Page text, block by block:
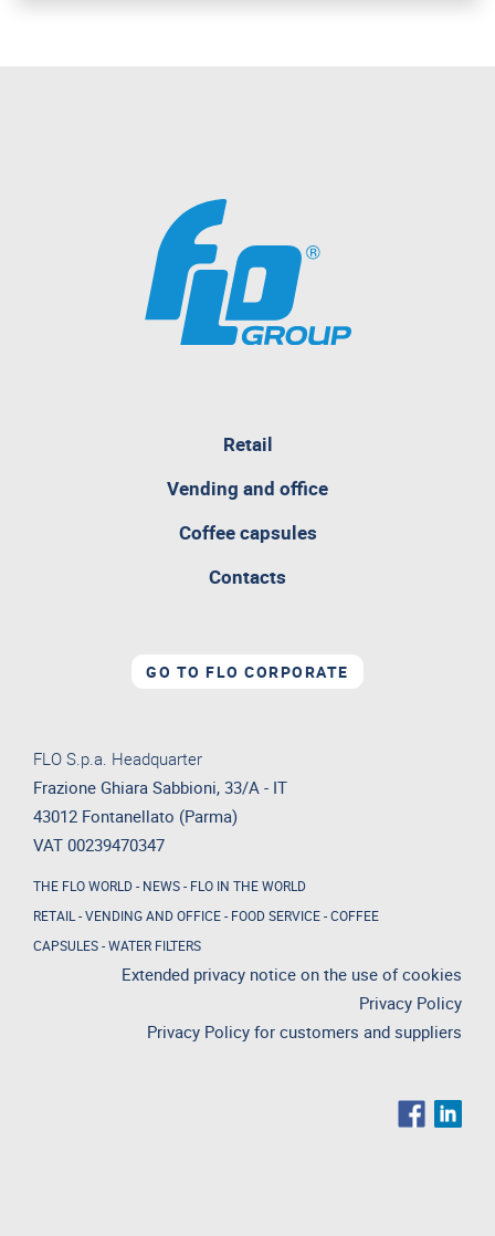
Retailpagina
aperta
Vending and office
Coffee capsules
Contacts
GO TO FLO CORPORATE
FLO S.p.a. Headquarter
Frazione Ghiara Sabbioni, 33/A - IT
43012 Fontanellato (Parma)
VAT 00239470347
THE FLO WORLD- NEWS- FLO IN THE WORLD
RETAIL -VENDING AND OFFICE- FOOD SERVICE-COFFEE
CAPSULES-WATER FILTERS
Extended privacy notice on the use of cookies
Privacy Policy
Privacy Policy for customers and suppliers